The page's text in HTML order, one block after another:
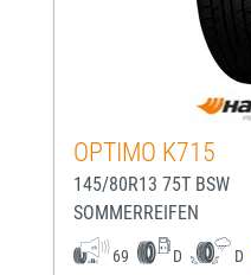
OPTIMO K715
145/80R13 75T BSW
SOMMERREIFEN
69 D D